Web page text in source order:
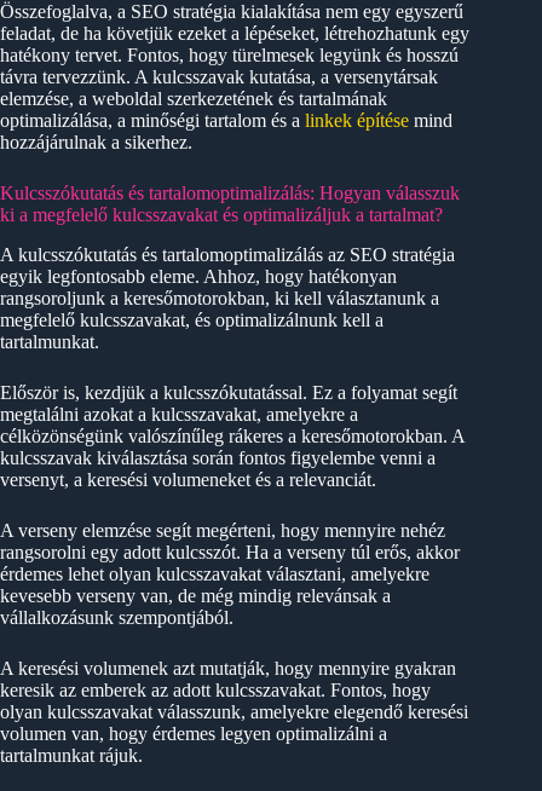
Összefoglalva, a SEO stratégia kialakítása nem egy egyszerű
feladat, de ha követjük ezeket a lépéseket, létrehozhatunk egy
hatékony tervet. Fontos, hogy türelmesek legyünk és hosszú
távra tervezzünk. A kulcsszavak kutatása, a versenytársak
elemzése, a weboldal szerkezetének és tartalmának
optimalizálása, a minőségi tartalom és a linkek építése mind
hozzájárulnak a sikerhez.
Kulcsszókutatás és tartalomoptimalizálás: Hogyan válasszuk
ki a megfelelő kulcsszavakat és optimalizáljuk a tartalmat?
A kulcsszókutatás és tartalomoptimalizálás az SEO stratégia
egyik legfontosabb eleme. Ahhoz, hogy hatékonyan
rangsoroljunk a keresőmotorokban, ki kell választanunk a
megfelelő kulcsszavakat, és optimalizálnunk kell a
tartalmunkat.
Először is, kezdjük a kulcsszókutatással. Ez a folyamat segít
megtalálni azokat a kulcsszavakat, amelyekre a
célközönségünk valószínűleg rákeres a keresőmotorokban. A
kulcsszavak kiválasztása során fontos figyelembe venni a
versenyt, a keresési volumeneket és a relevanciát.
A verseny elemzése segít megérteni, hogy mennyire nehéz
rangsorolni egy adott kulcsszót. Ha a verseny túl erős, akkor
érdemes lehet olyan kulcsszavakat választani, amelyekre
kevesebb verseny van, de még mindig relevánsak a
vállalkozásunk szempontjából.
A keresési volumenek azt mutatják, hogy mennyire gyakran
keresik az emberek az adott kulcsszavakat. Fontos, hogy
olyan kulcsszavakat válasszunk, amelyekre elegendő keresési
volumen van, hogy érdemes legyen optimalizálni a
tartalmunkat rájuk.